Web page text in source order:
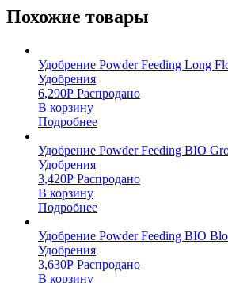
Похожие товары
Удобрение Powder Feeding Long
Удобрения
6,290Р Распродано
В корзину
Подробнее
Удобрение Powder Feeding BIO
Удобрения
3,420Р Распродано
В корзину
Подробнее
Удобрение Powder Feeding BIO
Удобрения
3,630Р Распродано
В корзину